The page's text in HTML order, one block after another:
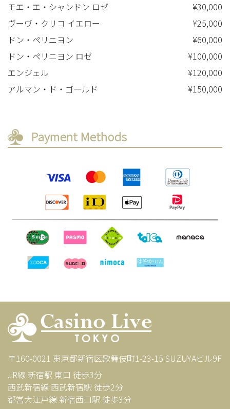
モエ・エ・シャンドン ロゼ
¥30,000
ヴーヴ・クリコ イエロー
¥25,000
ドン・ペリニヨン
¥60,000
ドン・ペリニヨン ロゼ
¥100,000
エンジェル
¥120,000
アルマン・ド・ゴールド
¥150,000
Payment Methods
〒160-0021 東京都新宿区歌舞伎町1-23-15 SUZUYAビル9F
JR線 新宿駅 東口 徒歩3分
西武新宿線 西武新宿駅 徒歩2分
都営大江戸線 新宿西口駅 徒歩3分